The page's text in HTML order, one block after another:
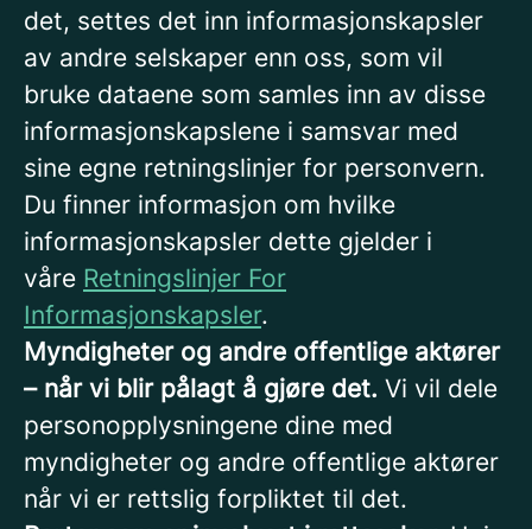
det, settes det inn informasjonskapsler
av andre selskaper enn oss, som vil
bruke dataene som samles inn av disse
informasjonskapslene i samsvar med
sine egne retningslinjer for personvern.
Du finner informasjon om hvilke
informasjonskapsler dette gjelder i
våre Retningslinjer For
Informasjonskapsler.
Myndigheter og andre offentlige aktører
– når vi blir pålagt å gjøre det. Vi vil dele
personopplysningene dine med
myndigheter og andre offentlige aktører
når vi er rettslig forpliktet til det.